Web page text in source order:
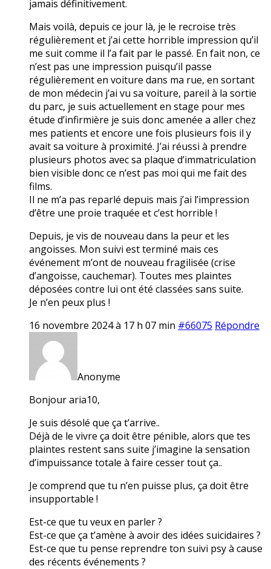
jamais définitivement.
Mais voilà, depuis ce jour là, je le recroise très
régulièrement et j’ai cette horrible impression qu’il
me suit comme il l’a fait par le passé. En fait non, ce
n’est pas une impression puisqu’il passe
régulièrement en voiture dans ma rue, en sortant
de mon médecin j’ai vu sa voiture, pareil à la sortie
du parc, je suis actuellement en stage pour mes
étude d’infirmière je suis donc amenée a aller chez
mes patients et encore une fois plusieurs fois il y
avait sa voiture à proximité. J’ai réussi à prendre
plusieurs photos avec sa plaque d’immatriculation
bien visible donc ce n’est pas moi qui me fait des
films.
Il ne m’a pas reparlé depuis mais j’ai l’impression
d’être une proie traquée et c’est horrible !
Depuis, je vis de nouveau dans la peur et les
angoisses. Mon suivi est terminé mais ces
événement m’ont de nouveau fragilisée (crise
d’angoisse, cauchemar). Toutes mes plaintes
déposées contre lui ont été classées sans suite.
Je n’en peux plus !
16 novembre 2024 à 17 h 07 min #66075 Répondre
Anonyme
Bonjour aria10,
Je suis désolé que ça t’arrive..
Déjà de le vivre ça doit être pénible, alors que tes
plaintes restent sans suite j’imagine la sensation
d’impuissance totale à faire cesser tout ça..
Je comprend que tu n’en puisse plus, ça doit être
insupportable !
Est-ce que tu veux en parler ?
Est-ce que ça t’amène à avoir des idées suicidaires ?
Est-ce que tu pense reprendre ton suivi psy à cause
des récents événements ?